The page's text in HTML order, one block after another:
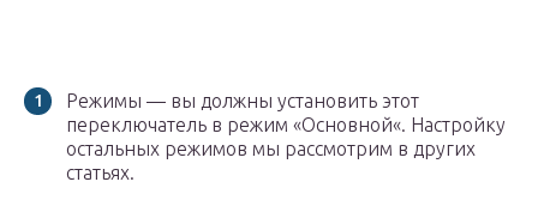
Режимы — вы должны установить этот
переключатель в режим «Основной«. Настройку
остальных режимов мы рассмотрим в других
статьях.